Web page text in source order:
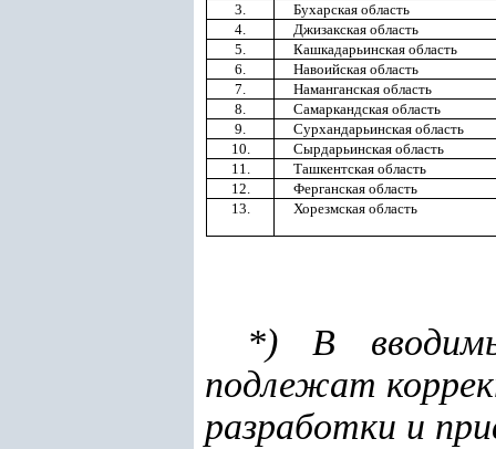
3.
Бухарская область
4.
Джизакская область
5.
Кашкадарьинская область
6.
Навоийская область
7.
Наманганская область
8.
Самаркандская область
9.
Сурхандарьинская область
10.
Сырдарьинская область
11.
Ташкентская область
12.
Ферганская область
13.
Хорезмская область
*) В
подлежат
разработки и